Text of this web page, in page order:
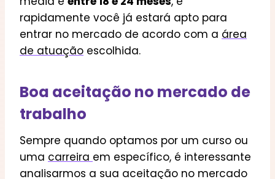
rapidamente você já estará apto para
entrar no mercado de acordo com a área
de atuação escolhida.
Boa aceitação no mercado de
trabalho
Sempre quando optamos por um curso ou
uma carreira em específico, é interessante
analisarmos a sua aceitação no mercado